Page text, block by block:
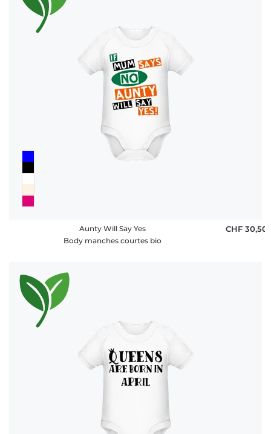
Aunty Will Say Yes
Body manches courtes bio
CHF 30,50